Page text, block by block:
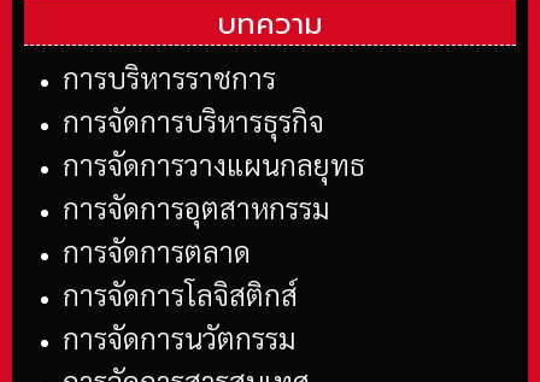
บทความ
การบริหารราชการ
การจัดการบริหารธุรกิจ
การจัดการวางแผนกลยุทธ
การจัดการอุตสาหกรรม
การจัดการตลาด
การจัดการโลจิสติกส์
การจัดการนวัตกรรม